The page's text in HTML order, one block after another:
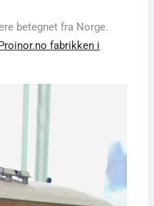
betegnet fra Norge.
fabrikken i